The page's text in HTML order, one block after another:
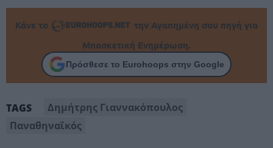
Κάνε το
την Αγαπημένη σου πηγή για
Μπασκετική Ενημέρωση.
Πρόσθεσε το Eurohoops στην Google
TAGS
Δημήτρης Γιαννακόπουλος
Παναθηναΐκός